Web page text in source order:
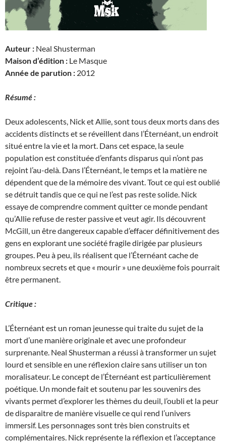
Auteur : Neal Shusterman
Maison d’édition : Le Masque
Année de parution : 2012
Résumé :
Deux adolescents, Nick et Allie, sont tous deux morts dans des
accidents distincts et se réveillent dans l’Éternéant, un endroit
situé entre la vie et la mort. Dans cet espace, la seule
population est constituée d’enfants disparus qui n’ont pas
rejoint l’au-delà. Dans l’Éternéant, le temps et la matière ne
dépendent que de la mémoire des vivant. Tout ce qui est oublié
se détruit tandis que ce qui ne l’est pas reste solide. Nick
essaye de comprendre comment quitter ce monde pendant
qu’Allie refuse de rester passive et veut agir. Ils découvrent
McGill, un être dangereux capable d’effacer définitivement des
gens en explorant une société fragile dirigée par plusieurs
groupes. Peu à peu, ils réalisent que l’Éternéant cache de
nombreux secrets et que « mourir » une deuxième fois pourrait
être permanent.
Critique :
L’Éternéant est un roman jeunesse qui traite du sujet de la
mort d’une manière originale et avec une profondeur
surprenante. Neal Shusterman a réussi à transformer un sujet
lourd et sensible en une réflexion claire sans utiliser un ton
moralisateur. Le concept de l’Éternéant est particulièrement
poétique. Un monde fait et soutenu par les souvenirs des
vivants permet d’explorer les thèmes du deuil, l’oubli et la peur
de disparaitre de manière visuelle ce qui rend l’univers
immersif. Les personnages sont très bien construits et
complémentaires. Nick représente la réflexion et l’acceptance